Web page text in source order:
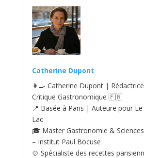
Catherine Dupont
👩‍🍳 Catherine Dupont |
Critique Gastronomique 🇫🇷
📍 Basée à Paris | Auteure pour
Lac
🎓 Master Gastronomie &
– Institut Paul Bocuse
🍲 Spécialiste des recettes